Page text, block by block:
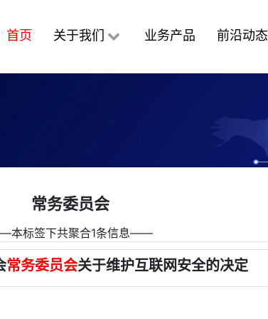
首页 关于我们 业务产品 前沿动态
常务委员会
本标签下共聚合1条信息――
常务委员会关于维护互联网安全的决定